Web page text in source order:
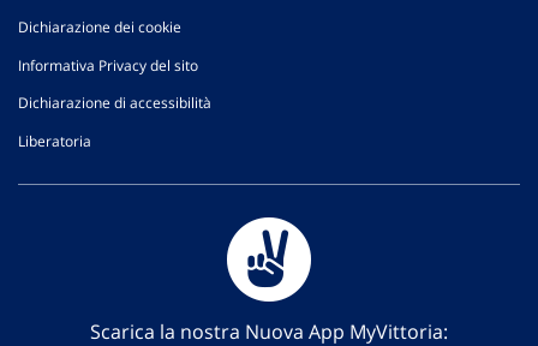
Dichiarazione dei cookie
Informativa Privacy del sito
Dichiarazione di accessibilità
Liberatoria
Scarica la nostra Nuova App MyVittoria: